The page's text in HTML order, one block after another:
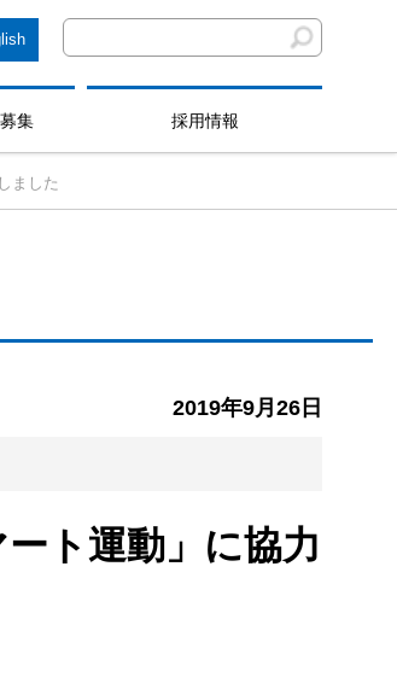
集 採用情報
ました
2019年9月26日
ト運動」に協力